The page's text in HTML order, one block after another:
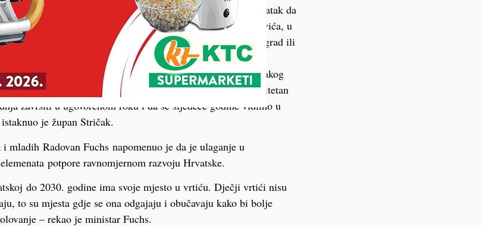
potrebe za novim vrtićima. O tome najbolje govori podatak da
vrijeme mandata aktualnog predsjednika Vlade RH Plenkovića, u
ili pokrenuta izgradnja i dogradnja 30 vrtića, odnosno svaki grad ili
vrtić. Među njima je i ovaj, prvi vrtić na području Općine
čvrsto podržavamo razvoj svih naših općina i gradova, svakog
je u našoj moći da mlade obitelji imaju sve uvjete za kvalitetan
završiti u ugovorenom roku i da se sljedeće godine vidimo u
je župan Stričak.
mladih Radovan Fuchs napomenuo je da je ulaganje u
potpore ravnomjernom razvoju Hrvatske.
do 2030. godine ima svoje mjesto u vrtiću. Dječji vrtići nisu
to su mjesta gdje se ona odgajaju i obučavaju kako bi bolje
– rekao je ministar Fuchs.